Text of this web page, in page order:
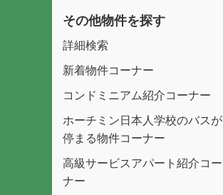
その他物件を探す
詳細検索
新着物件コーナー
コンドミニアム紹介コーナー
ホーチミン日本人学校のバスが
停まる物件コーナー
高級サービスアパート紹介コー
ナー